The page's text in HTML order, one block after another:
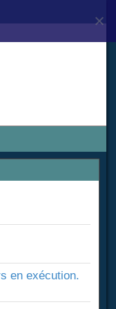
en exécution.